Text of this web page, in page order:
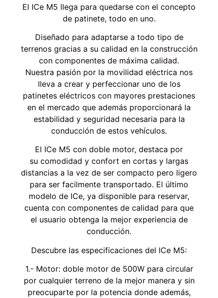
El ICe M5 llega para quedarse con el concepto
de patinete, todo en uno.
Diseñado para adaptarse a todo tipo de
terrenos gracias a su calidad en la construcción
con componentes de máxima calidad.
Nuestra pasión por la movilidad eléctrica nos
lleva a crear y perfeccionar uno de los
patinetes eléctricos con mayores prestaciones
en el mercado que además proporcionará la
estabilidad y seguridad necesaria para la
conducción de estos vehículos.
El ICe M5 con doble motor, destaca por
su comodidad y confort en cortas y largas
distancias a la vez de ser compacto pero ligero
para ser facilmente transportado. El último
modelo de ICe, ya disponible para reservar,
cuenta con componentes de calidad para que
el usuario obtenga la mejor experiencia de
conducción.
Descubre las especificaciones del ICe M5:
1.- Motor: doble motor de 500W para circular
por cualquier terreno de la mejor manera y sin
preocuparte por la potencia donde además,